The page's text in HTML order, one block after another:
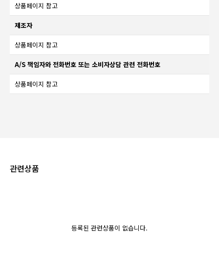
상품페이지 참고
제조자
상품페이지 참고
A/S 책임자와 전화번호 또는 소비자상담 관련 전화번호
상품페이지 참고
관련상품
등록된 관련상품이 없습니다.